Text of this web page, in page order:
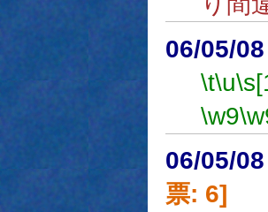
06/05/
\t\u
\w9
06/05/
票: 6]